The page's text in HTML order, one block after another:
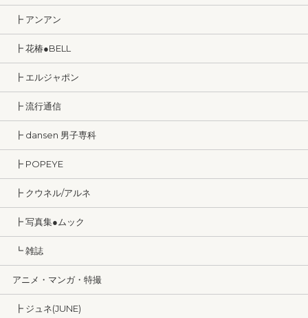
┣ アンアン
┣ 花椿●BELL
┣ エルジャポン
┣ 流行通信
┣ dansen 男子専科
┣ POPEYE
┣ クウネル/アルネ
┣ 写真集●ムック
┗ 雑誌
アニメ・マンガ・特撮
┣ ジュネ(JUNE)